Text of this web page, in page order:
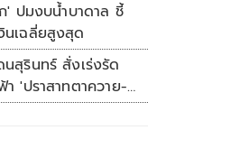
' ปมงบน้ำบาดาล ชี้
นเฉลี่ยสูงสุด
สุรินทร์ สั่งเร่งรัด
า 'ปราสาทตาควาย-